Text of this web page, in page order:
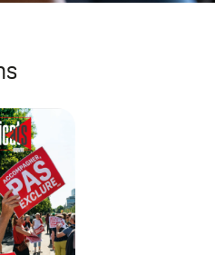
#3 // 2026